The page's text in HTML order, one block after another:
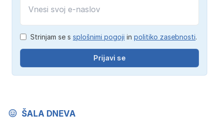
Strinjam se s splošnimi pogoji in politiko zasebnosti.
Prijavi se
ŠALA DNEVA